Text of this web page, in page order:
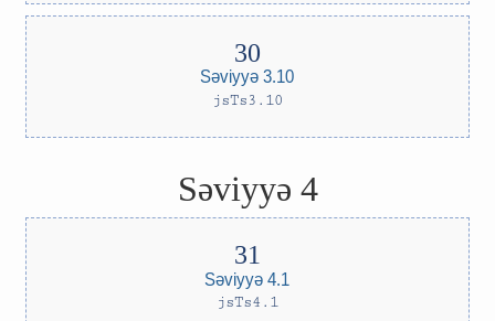
Səviyyə 3.10
jsTs3.10
Səviyyə 4
Səviyyə 4.1
jsTs4.1